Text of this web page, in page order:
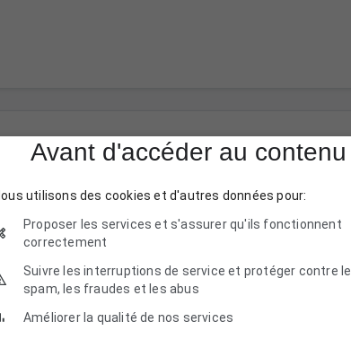
Rue Louis-Joseph Gay-Lussac, 68000 Colmar
Avant d'accéder au contenu
utilisons des cookies et d'autres données pour:
Proposer les services et s'assurer qu'ils fonctionnent
correctement
Suivre les interruptions de service et protéger contre le
spam, les fraudes et les abus
Améliorer la qualité de nos services